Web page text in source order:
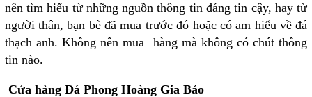
nên tìm hiểu từ những nguồn thông tin đáng tin cậy, hay từ
người thân, bạn bè đã mua trước đó hoặc có am hiểu về đá
thạch anh. Không nên mua hàng mà không có chút thông
tin nào.
Cửa hàng Đá Phong Hoàng Gia Bảo